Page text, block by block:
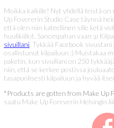
Moikka kaikille! Nyt yhdellä teistä
Up Fovererin Studio Case täynnä
että olen niin kateellinen sille ketä
huulikiillot. Sanompahan vaan :p
sivuillani . Tykkää Facebook
osallistunut kilpailuun :) Muistakaa
paketin, kun sivuillani on 250
niin, että se kerkee postissa
tasapuolisesti kilpailuun ja hyvää
*Products are gotten from Make Up
saatu Make Up Foreverin Helsingin